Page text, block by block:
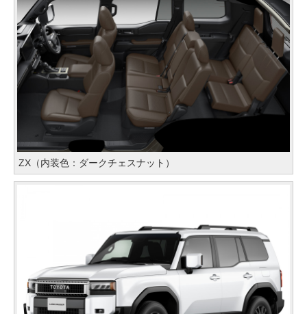
ZX（内装色：ダークチェスナット）